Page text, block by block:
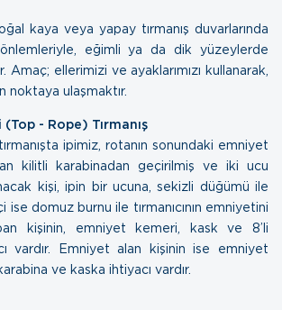
kaya veya yapay tırmanış duvarlarında
eğimli ya da dik yüzeylerde
Amaç; ellerimizi ve ayaklarımızı kullanarak,
noktaya ulaşmaktır.
- Rope) Tırmanış
ipimiz, rotanın sonundaki emniyet
kilitli karabinadan geçirilmiş ve iki ucu
kişi, ipin bir ucuna, sekizli düğümü ile
ise domuz burnu ile tırmanıcının emniyetini
kişinin, emniyet kemeri, kask ve 8’li
vardır. Emniyet alan kişinin ise emniyet
ve kaska ihtiyacı vardır.